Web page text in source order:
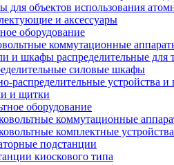
для объектов использования
и аксессуары
оборудование
коммутационные
и шкафы распределительные для
силовые шкафы
распределительные устройства
и щитки
оборудование
коммутационные
комплектные устройства
подстанции
киоскового типа